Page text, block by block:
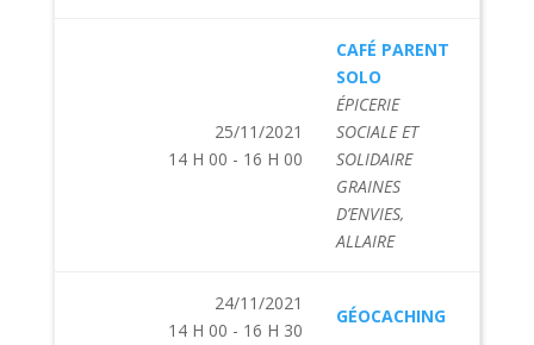
25/11/2021
14 H 00 - 16 H 00
CAFÉ PARENT
SOLO
ÉPICERIE
SOCIALE ET
SOLIDAIRE
GRAINES
D’ENVIES,
ALLAIRE
24/11/2021
14 H 00 - 16 H 30
GÉOCACHING